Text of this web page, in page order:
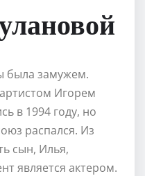
была замужем.
Игорем
в 1994 году, но
распался. Из
сын, Илья,
является актером.